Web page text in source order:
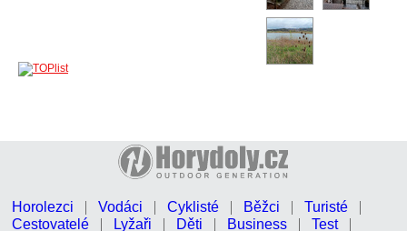
Horolezci Vodáci Cyklisté Běžci
Turisté
Cestovatelé
Lyžaři Děti Business Test